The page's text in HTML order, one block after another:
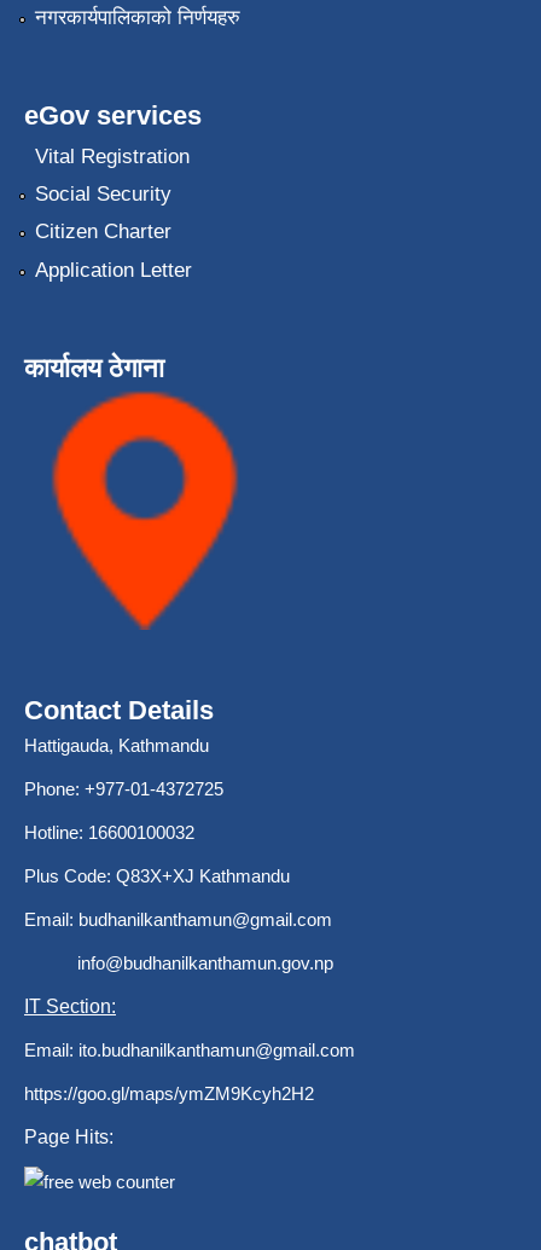
नगरकार्यपालिकाको निर्णयहरु
eGov services
Vital Registration
Social Security
Citizen Charter
Application Letter
कार्यालय ठेगाना
Contact Details
Hattigauda, Kathmandu
Phone: +977-01-4372725
Hotline: 16600100032
Plus Code: Q83X+XJ Kathmandu
Email: budhanilkanthamun@gmail.com
info@budhanilkanthamun.gov.np
IT Section:
Email: ito.budhanilkanthamun@gmail.com
https://goo.gl/maps/ymZM9Kcyh2H2
Page Hits:
chatbot